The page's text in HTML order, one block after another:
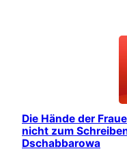
Die Hände der
nicht zum
Dschabbarowa